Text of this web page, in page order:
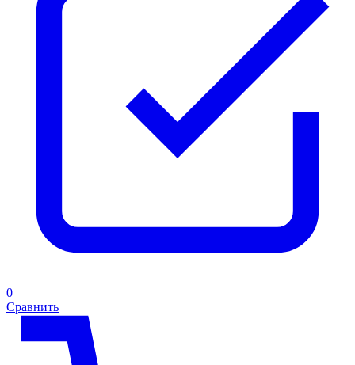
0
Сравнить